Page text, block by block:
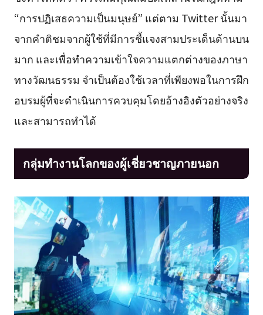
“การปฏิเสธความเป็นมนุษย์” แต่ตาม Twitter นั้นมา
จากคำติชมจากผู้ใช้ที่มีการชี้แจงสามประเด็นด้านบน
มาก และเพื่อทำความเข้าใจความแตกต่างของภาษา
ทางวัฒนธรรม จำเป็นต้องใช้เวลาที่เพียงพอในการฝึก
อบรมผู้ที่จะดำเนินการควบคุมโดยอ้างอิงตัวอย่างจริง
และสามารถทำได้
กลุ่มทำงานโลกของผู้เชี่ยวชาญภายนอก